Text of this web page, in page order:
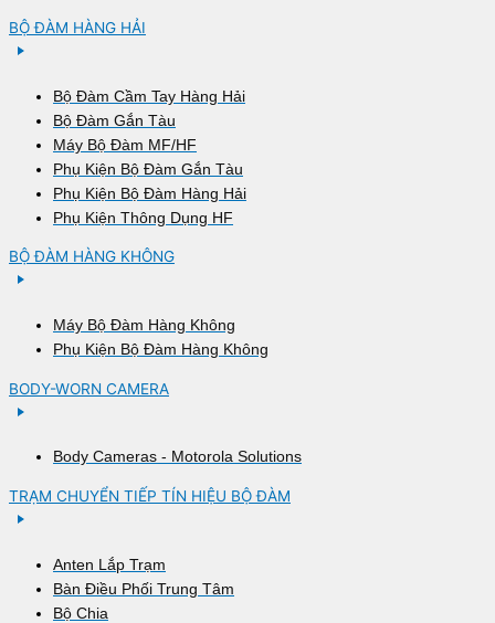
BỘ ĐÀM HÀNG HẢI
Bộ Đàm Cầm Tay Hàng Hải
Bộ Đàm Gắn Tàu
Máy Bộ Đàm MF/HF
Phụ Kiện Bộ Đàm Gắn Tàu
Phụ Kiện Bộ Đàm Hàng Hải
Phụ Kiện Thông Dụng HF
BỘ ĐÀM HÀNG KHÔNG
Máy Bộ Đàm Hàng Không
Phụ Kiện Bộ Đàm Hàng Không
BODY-WORN CAMERA
Body Cameras - Motorola Solutions
TRẠM CHUYỂN TIẾP TÍN HIỆU BỘ ĐÀM
Anten Lắp Trạm
Bàn Điều Phối Trung Tâm
Bộ Chia